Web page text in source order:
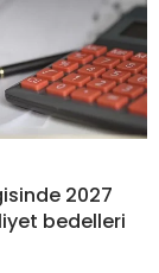
2027
bedelleri